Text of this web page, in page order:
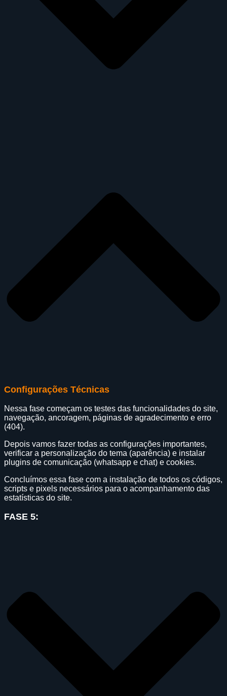
Configurações Técnicas
Nessa fase começam os testes das funcionalidades do site,
navegação, ancoragem, páginas de agradecimento e erro
(404).
Depois vamos fazer todas as configurações importantes,
verificar a personalização do tema (aparência) e instalar
plugins de comunicação (whatsapp e chat) e cookies.
Concluímos essa fase com a instalação de todos os códigos,
scripts e pixels necessários para o acompanhamento das
estatísticas do site.
FASE 5: